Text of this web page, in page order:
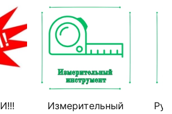
Измерительный